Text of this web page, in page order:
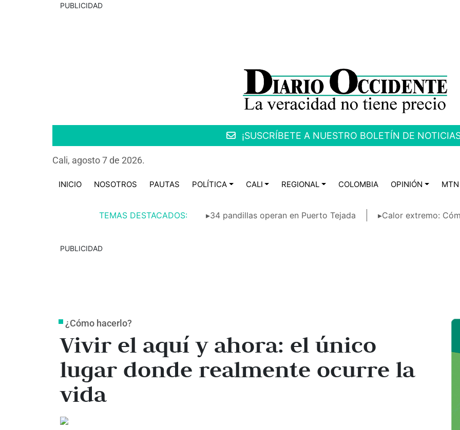
PUBLICIDAD
¡SUSCRÍBETE A NUESTRO BOLETÍN DE
Cali, agosto 7 de 2026.
INICIO NOSOTROS PAUTAS POLÍTICA CALI REGIONAL COLOMBIA OPINIÓN MTN
TEMAS DESTACADOS: ▸34 pandillas operan en Puerto Tejada ▸Calor extremo:
PUBLICIDAD
¿Cómo hacerlo?
Vivir el aquí y ahora: el único
lugar donde realmente ocurre la
vida